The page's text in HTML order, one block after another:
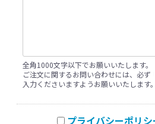
全角1000文字以下でお願いいたします。
ご注文に関するお問い合わせには、必ず
入力くださいますようお願いいたします。
プライバシーポリシ